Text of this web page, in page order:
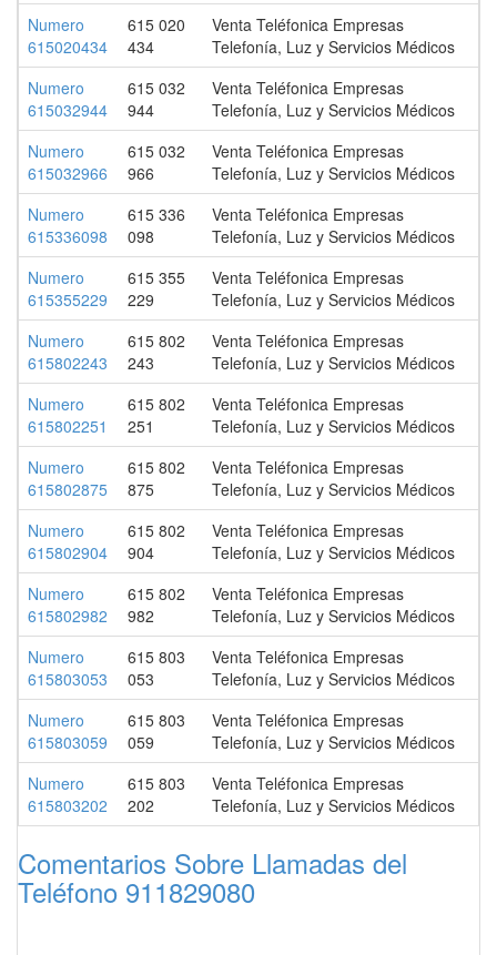
Numero
615020434
615 020
434
Venta Teléfonica Empresas
Telefonía, Luz y Servicios Médicos
Numero
615032944
615 032
944
Venta Teléfonica Empresas
Telefonía, Luz y Servicios Médicos
Numero
615032966
615 032
966
Venta Teléfonica Empresas
Telefonía, Luz y Servicios Médicos
Numero
615336098
615 336
098
Venta Teléfonica Empresas
Telefonía, Luz y Servicios Médicos
Numero
615355229
615 355
229
Venta Teléfonica Empresas
Telefonía, Luz y Servicios Médicos
Numero
615802243
615 802
243
Venta Teléfonica Empresas
Telefonía, Luz y Servicios Médicos
Numero
615802251
615 802
251
Venta Teléfonica Empresas
Telefonía, Luz y Servicios Médicos
Numero
615802875
615 802
875
Venta Teléfonica Empresas
Telefonía, Luz y Servicios Médicos
Numero
615802904
615 802
904
Venta Teléfonica Empresas
Telefonía, Luz y Servicios Médicos
Numero
615802982
615 802
982
Venta Teléfonica Empresas
Telefonía, Luz y Servicios Médicos
Numero
615803053
615 803
053
Venta Teléfonica Empresas
Telefonía, Luz y Servicios Médicos
Numero
615803059
615 803
059
Venta Teléfonica Empresas
Telefonía, Luz y Servicios Médicos
Numero
615803202
615 803
202
Venta Teléfonica Empresas
Telefonía, Luz y Servicios Médicos
Comentarios Sobre Llamadas del
Teléfono 911829080